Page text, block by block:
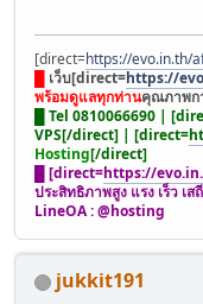
[direct=https://evo.in.th/
[/direct]
█เว็บ[direct=https://
พร้อมดูแลทุกท่านคุณภาพก
█ Tel 0810066690 |
VPS[/direct] | [direct=
Hosting[/direct]
█ [direct=https://
ประสิทธิภาพสูง แรง เร็ว เสถี
LineOA : @hosting